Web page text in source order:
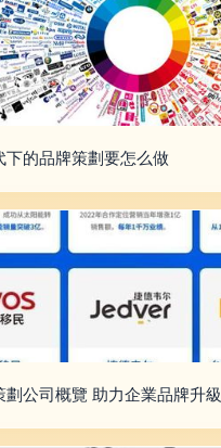
下的品牌策劃要怎么做
劃公司概覽 助力企業品牌升